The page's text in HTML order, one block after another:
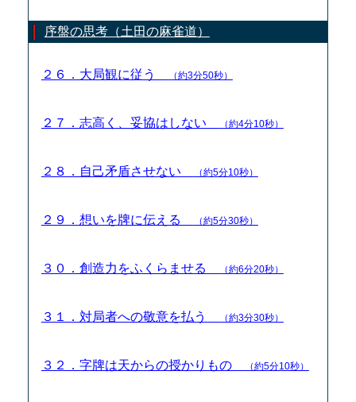
序盤の思考（土田の麻雀道）
２６．大局観に従う （約3分50秒）
２７．志高く、妥協はしない （約4分10秒）
２８．自己矛盾させない （約5分10秒）
２９．想いを牌に伝える （約5分30秒）
３０．創造力をふくらませる （約6分20秒）
３１．対局者への敬意を払う （約3分30秒）
３２．字牌は天からの授かりもの （約5分10秒）